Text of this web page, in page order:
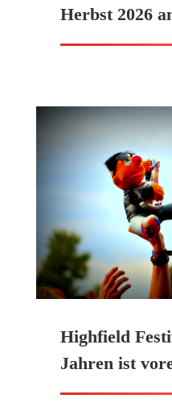
Herbst 2026
Highfield
Jahren ist